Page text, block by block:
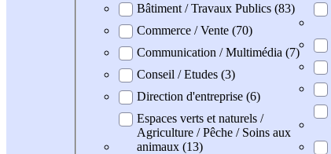
Bâtiment / Travaux Publics (83)
Commerce / Vente (70)
Communication / Multimédia (7)
Conseil / Etudes (3)
Direction d'entreprise (6)
Espaces verts et naturels /
Agriculture / Pêche / Soins aux
animaux (13)